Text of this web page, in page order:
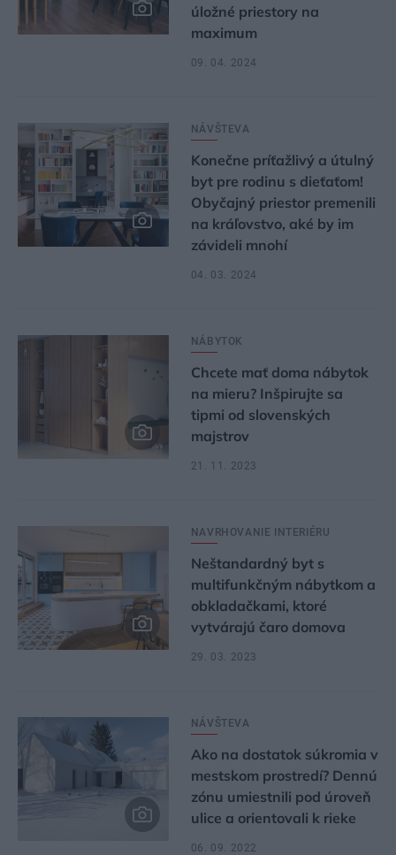
úložné priestory na
maximum
09. 04. 2024
NÁVŠTEVA
Konečne príťažlivý a útulný
byt pre rodinu s dieťaťom!
Obyčajný priestor premenili
na kráľovstvo, aké by im
závideli mnohí
04. 03. 2024
NÁBYTOK
Chcete mať doma nábytok
na mieru? Inšpirujte sa
tipmi od slovenských
majstrov
21. 11. 2023
NAVRHOVANIE INTERIÉRU
Neštandardný byt s
multifunkčným nábytkom a
obkladačkami, ktoré
vytvárajú čaro domova
29. 03. 2023
NÁVŠTEVA
Ako na dostatok súkromia v
mestskom prostredí? Dennú
zónu umiestnili pod úroveň
ulice a orientovali k rieke
06. 09. 2022